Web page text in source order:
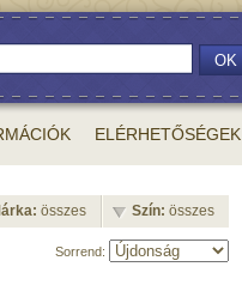
OK
ELÉRHETŐSÉGEK
összes Szín: összes
Sorrend: